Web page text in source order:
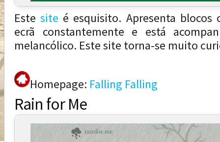
Estesite é esquisito. Apresenta blocos
ecrã constantemente e está
melancólico. Este site torna-se muito
Homepage: Falling Falling
Rain for Me